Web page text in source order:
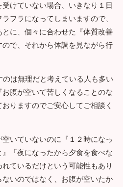
けていない場合、いきなり１日
フラになってしまいますので、
に、個々に合わせた『体質改善
で、それから体調を見ながら行
は無理だと考えている人も多い
腹が空いて苦しくなることのな
りますのでご安心してご相談く
いていないのに『１２時になっ
『夜になったから夕食を食べな
ているだけという可能性もあり
ないのではなく、お腹が空いたか